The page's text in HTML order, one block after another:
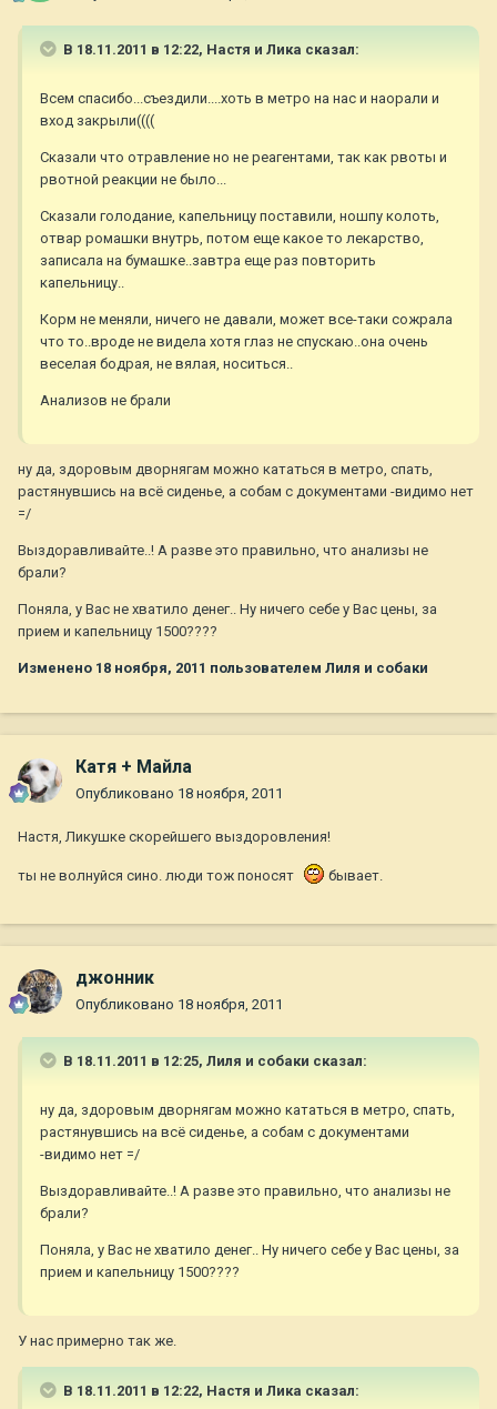
В 18.11.2011 в 12:22, Настя и Лика сказал:
Всем спасибо...съездили....хоть в метро на нас и наорали и
вход закрыли((((
Сказали что отравление но не реагентами, так как рвоты и
рвотной реакции не было...
Сказали голодание, капельницу поставили, ношпу колоть,
отвар ромашки внутрь, потом еще какое то лекарство,
записала на бумашке..завтра еще раз повторить
капельницу..
Корм не меняли, ничего не давали, может все-таки сожрала
что то..вроде не видела хотя глаз не спускаю..она очень
веселая бодрая, не вялая, носиться..
Анализов не брали
ну да, здоровым дворнягам можно кататься в метро, спать,
растянувшись на всё сиденье, а собам с документами -видимо нет
=/
Выздоравливайте..! А разве это правильно, что анализы не
брали?
Поняла, у Вас не хватило денег.. Ну ничего себе у Вас цены, за
прием и капельницу 1500????
Изменено 18 ноября, 2011 пользователем Лиля и собаки
Катя + Майла
Опубликовано 18 ноября, 2011
Настя, Ликушке скорейшего выздоровления!
ты не волнуйся сино. люди тож поносят бывает.
джонник
Опубликовано 18 ноября, 2011
В 18.11.2011 в 12:25, Лиля и собаки сказал:
ну да, здоровым дворнягам можно кататься в метро, спать,
растянувшись на всё сиденье, а собам с документами
-видимо нет =/
Выздоравливайте..! А разве это правильно, что анализы не
брали?
Поняла, у Вас не хватило денег.. Ну ничего себе у Вас цены, за
прием и капельницу 1500????
У нас примерно так же.
В 18.11.2011 в 12:22, Настя и Лика сказал: